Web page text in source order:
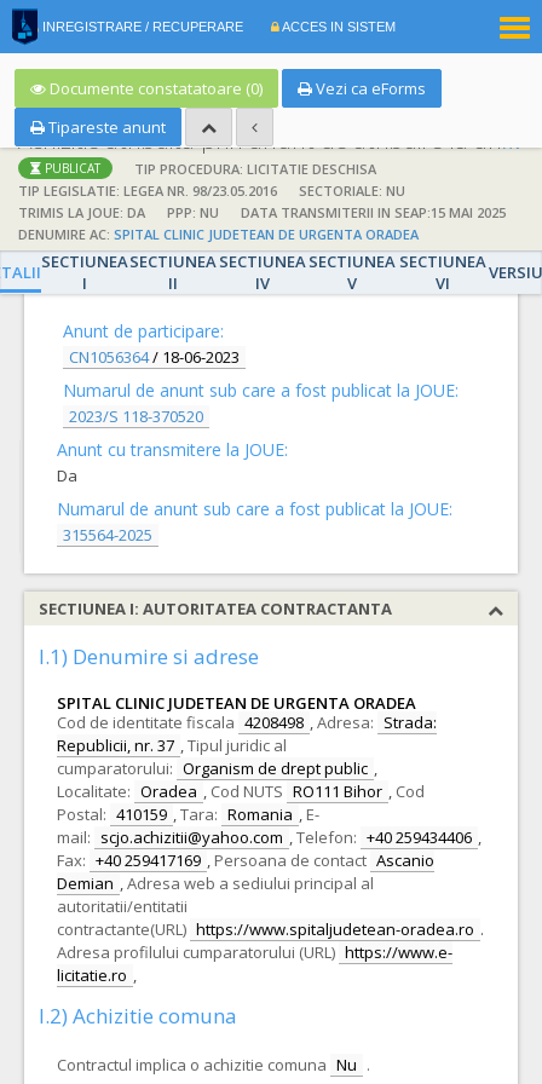
INREGISTRARE / RECUPERARE ACCES IN SISTEM
Documente constatatoare (0)
Vezi ca eForms
Tipareste anunt
Achizitie atribuita prin anunt de atribuire la anunt de participare
PUBLICAT
TIP PROCEDURA: LICITATIE DESCHISA
TIP LEGISLATIE: LEGEA NR. 98/23.05.2016
SECTORIALE: NU
TRIMIS LA JOUE: DA
PPP: NU
DATA TRANSMITERII IN SEAP:15 MAI 2025
DENUMIRE AC: SPITAL CLINIC JUDETEAN DE URGENTA ORADEA
SECTIUNEA
I
SECTIUNEA
II
SECTIUNEA
IV
SECTIUNEA
V
SECTIUNEA
VI
DETALII
Anunt de participare:
CN1056364/ 18-06-2023
Numarul de anunt sub care a fost publicat la JOUE:
2023/S 118-370520
Anunt cu transmitere la JOUE:
Da
Numarul de anunt sub care a fost publicat la JOUE:
315564-2025
SECTIUNEA I: AUTORITATEA CONTRACTANTA
I.1) Denumire si adrese
SPITAL CLINIC JUDETEAN DE URGENTA ORADEA
Cod de identitate fiscala 4208498 ,Adresa: Strada:
Republicii, nr. 37 ,Tipul juridic al
cumparatorului: Organism de drept public ,
Localitate: Oradea , Cod NUTS RO111 Bihor , Cod
Postal: 410159 ,Tara: Romania , E-
mail: scjo.achizitii@yahoo.com ,Telefon: +40 259434406 ,
Fax: +40 259417169 , Persoana de contact Ascanio
Demian ,Adresa web a sediului principal al
autoritatii/entitatii
contractante(URL) https://www.spitaljudetean-oradea.ro .
Adresa profilului cumparatorului (URL) https://www.e-
licitatie.ro ,
I.2) Achizitie comuna
Contractul implica o achizitie comuna Nu .